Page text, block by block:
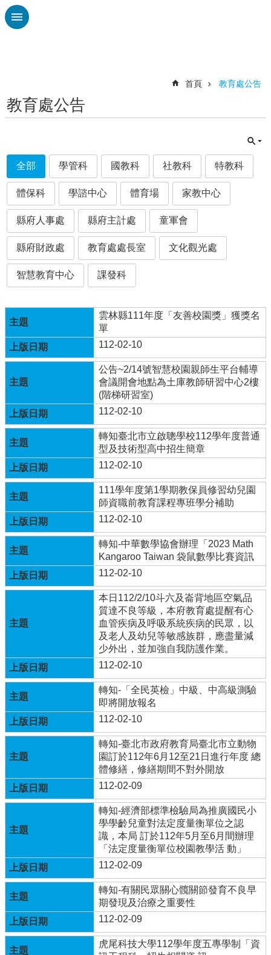
跳到主要內容區塊
認
校
刊
專
欄
校
園
動
態
政
處
課
專
校
務
E
學
相
關
網
頁
校
相
法
縣
訪
視
區
Version
課
程
總
計
廣
興
國
生
活
點
首頁 教育處公告
教育處公告
全部 學管科 國教科 社教科 特教科
體保科 學諮中心 體育場 家教中心
縣府人事處 縣府主計處 童軍會
縣府財政處 教育處處長室 文化觀光處
智慧教育中心 課發科
雲林縣111年度「友善校園獎」獲獎名
單
112-02-10
公告~2/14號智慧校園親師生平台輔導
會議開會地點為土庫教師研習中心2樓
(階梯研習室)
112-02-10
轉知臺北市立啟聰學校112學年度普通
型及技術型高中招生簡章
112-02-10
111學年度第1學期教保員修習幼兒園
師資職前教育課程專班學分補助
112-02-10
轉知-中華數學協會辦理「2023 Math
Kangaroo Taiwan 袋鼠數學比賽資訊
112-02-10
本日112/2/10斗六及崙背地區空氣品
質達不良等級，本府教育處提醒有心
血管疾病及呼吸系統疾病的民眾，以
及老人及幼兒等敏感族群，應盡量減
少外出，並加強自我防護作業。
112-02-10
轉知-「全民英檢」中級、中高級測驗
即將開放報名
112-02-10
轉知-臺北市政府教育局臺北市立動物
園訂於112年6月12至21日進行年度 總
體修繕，修繕期間不對外開放
112-02-09
轉知-經濟部標準檢驗局為推廣國民小
學學齡兒童對法定度量衡單位之認
識，本局 訂於112年5月至6月間辦理
「法定度量衡單位校園教學活 動」
112-02-09
轉知-有關民眾關心髖關節發育不良早
期發現及治療之重要性
112-02-09
虎尾科技大學112學年度五專學制「資